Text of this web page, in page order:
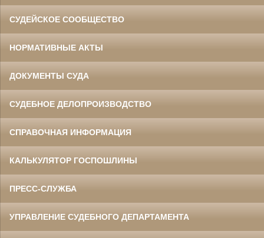
СУДЕЙСКОЕ СООБЩЕСТВО
НОРМАТИВНЫЕ АКТЫ
ДОКУМЕНТЫ СУДА
СУДЕБНОЕ ДЕЛОПРОИЗВОДСТВО
СПРАВОЧНАЯ ИНФОРМАЦИЯ
КАЛЬКУЛЯТОР ГОСПОШЛИНЫ
ПРЕСС-СЛУЖБА
УПРАВЛЕНИЕ СУДЕБНОГО ДЕПАРТАМЕНТА